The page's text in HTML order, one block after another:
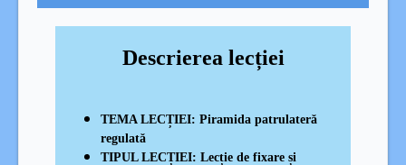
Descrierea lecției
TEMA LECȚIEI: Piramida patrulateră
regulată
TIPUL LECȚIEI: Lecție de fixare și